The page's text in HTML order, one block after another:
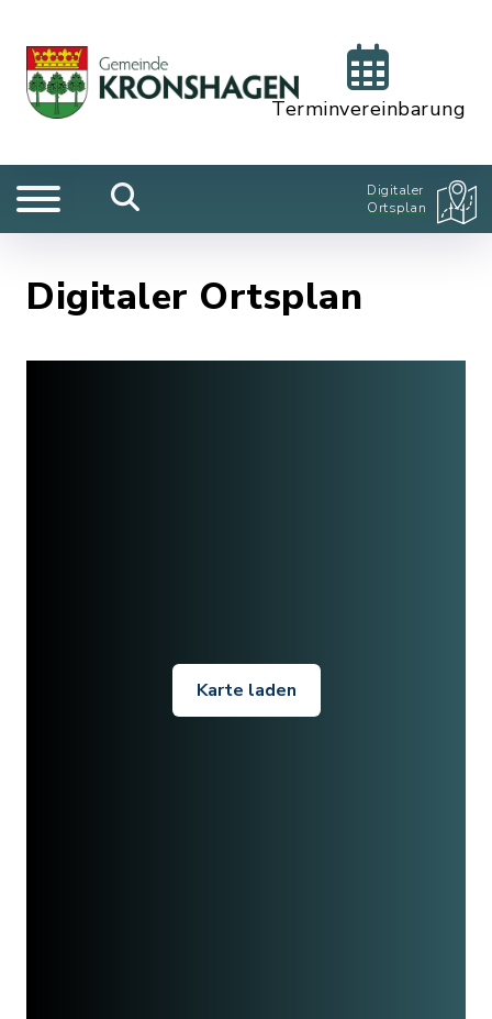
Terminvereinbarung
Digitaler
Ortsplan
Digitaler Ortsplan
Karte laden